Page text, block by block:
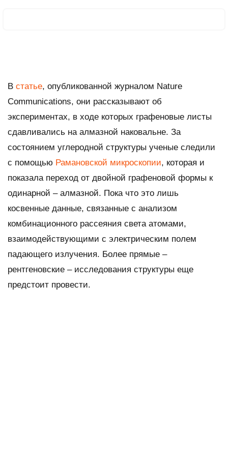
В статье, опубликованной журналом Nature
Communications, они рассказывают об
экспериментах, в ходе которых графеновые листы
сдавливались на алмазной наковальне. За
состоянием углеродной структуры ученые следили
с помощью Рамановской микроскопии, которая и
показала переход от двойной графеновой формы к
одинарной – алмазной. Пока что это лишь
косвенные данные, связанные с анализом
комбинационного рассеяния света атомами,
взаимодействующими с электрическим полем
падающего излучения. Более прямые –
рентгеновские – исследования структуры еще
предстоит провести.